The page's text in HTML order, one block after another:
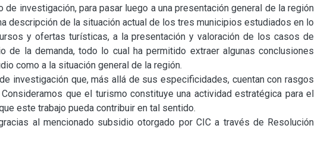
investigación, para pasar luego a una presentación general de la región
descripción de la situación actual de los tres municipios estudiados en lo
y ofertas turísticas, a la presentación y valoración de los casos de
de la demanda, todo lo cual ha permitido extraer algunas conclusiones
como a la situación general de la región.
investigación que, más allá de sus especificidades, cuentan con rasgos
que el turismo constituye una actividad estratégica para el
este trabajo pueda contribuir en tal sentido.
al mencionado subsidio otorgado por CIC a través de Resolución